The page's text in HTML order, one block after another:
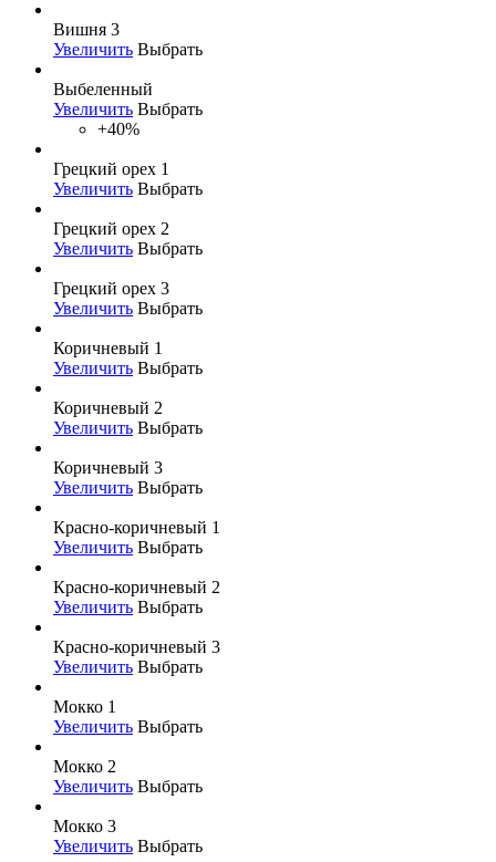
Вишня 3
Увеличить Выбрать
Выбеленный
Увеличить Выбрать
+40%
Грецкий орех 1
Увеличить Выбрать
Грецкий орех 2
Увеличить Выбрать
Грецкий орех 3
Увеличить Выбрать
Коричневый 1
Увеличить Выбрать
Коричневый 2
Увеличить Выбрать
Коричневый 3
Увеличить Выбрать
Красно-коричневый 1
Увеличить Выбрать
Красно-коричневый 2
Увеличить Выбрать
Красно-коричневый 3
Увеличить Выбрать
Мокко 1
Увеличить Выбрать
Мокко 2
Увеличить Выбрать
Мокко 3
Увеличить Выбрать